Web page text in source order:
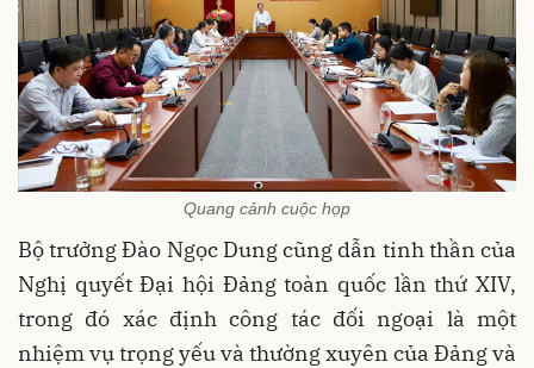
Quang cảnh cuộc họp
Bộ trưởng Đào Ngọc Dung cũng dẫn tinh thần của
Nghị quyết Đại hội Đảng toàn quốc lần thứ XIV,
trong đó xác định công tác đối ngoại là một
nhiệm vụ trọng yếu và thường xuyên của Đảng và